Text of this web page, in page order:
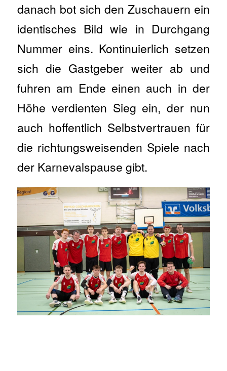
danach bot sich den Zuschauern ein
identisches Bild wie in Durchgang
Nummer eins. Kontinuierlich setzen
sich die Gastgeber weiter ab und
fuhren am Ende einen auch in der
Höhe verdienten Sieg ein, der nun
auch hoffentlich Selbstvertrauen für
die richtungsweisenden Spiele nach
der Karnevalspause gibt.